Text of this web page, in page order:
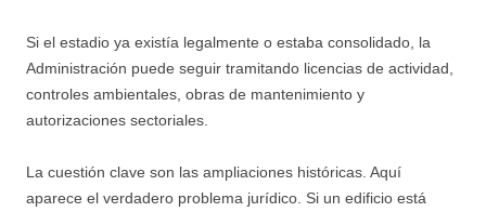
Si el estadio ya existía legalmente o estaba consolidado, la
Administración puede seguir tramitando licencias de actividad,
controles ambientales, obras de mantenimiento y
autorizaciones sectoriales.
La cuestión clave son las ampliaciones históricas. Aquí
aparece el verdadero problema jurídico. Si un edificio está